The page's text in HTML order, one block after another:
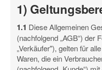
1)
1.1 Diese Allgemeinen
(nachfolgend „AGB“) der
„Verkäufer"), gelten für
Waren, die ein